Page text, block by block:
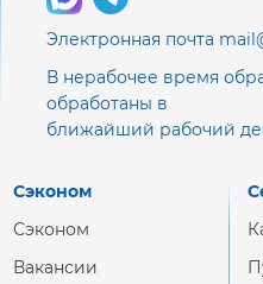
Электронная почта
В нерабочее время
обработаны в
ближайший рабочий
Сэконом
Сэконом
Вакансии